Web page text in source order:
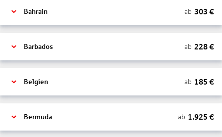
Bahrain ab 303 €
Barbados ab 228€
Belgien ab 185 €
Bermuda ab 1.925 €